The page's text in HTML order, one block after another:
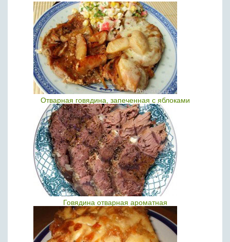
Отварная говядина, запеченная с яблоками
Говядина отварная ароматная